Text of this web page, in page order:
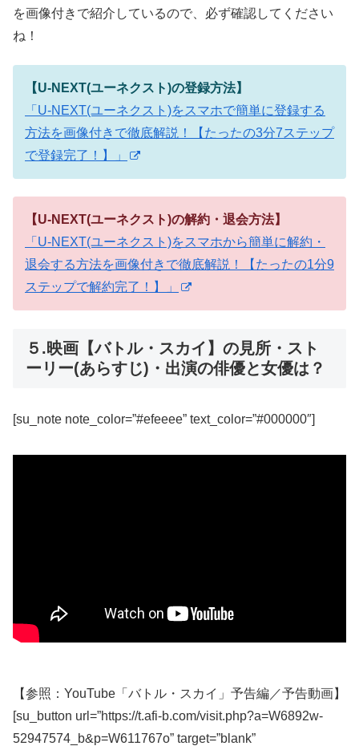
を画像付きで紹介しているので、必ず確認してください
ね！
【U-NEXT(ユーネクスト)の登録方法】
「U-NEXT(ユーネクスト)をスマホで簡単に登録する
方法を画像付きで徹底解説！【たったの3分7ステップ
で登録完了！】」
【U-NEXT(ユーネクスト)の解約・退会方法】
「U-NEXT(ユーネクスト)をスマホから簡単に解約・
退会する方法を画像付きで徹底解説！【たったの1分9
ステップで解約完了！】」
５.映画【バトル・スカイ】の見所・スト
ーリー(あらすじ)・出演の俳優と女優は？
[su_note note_color=”#efeeee” text_color=”#000000″]
【参照：YouTube「バトル・スカイ」予告編／予告動画】
[su_button url=”https://t.afi-b.com/visit.php?a=W6892w-
52947574_b&p=W611767o” target=”blank”